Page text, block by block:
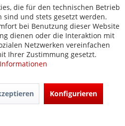
die für den technischen Betrieb
und stets gesetzt werden.
bei Benutzung dieser Website
dienen oder die Interaktion mit
Netzwerken vereinfachen
Ihrer Zustimmung gesetzt.
Konfigurieren